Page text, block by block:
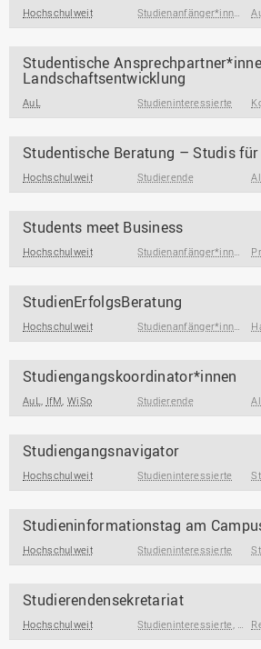
Hochschulweit Studienanfänger*innen
Studentische
Landschaftsentwicklung
AuL Studieninteressierte
Studentische Beratung – Studis
Hochschulweit Studierende
Students meet Business
Hochschulweit Studienanfänger*innen
StudienErfolgsBeratung
Hochschulweit Studienanfänger*innen
Studiengangskoordinator*innen
AuL, IfM,WiSo Studierende
Studiengangsnavigator
Hochschulweit Studieninteressierte
Studieninformationstag am
Hochschulweit Studieninteressierte
Studierendensekretariat
Hochschulweit Studieninteressierte,